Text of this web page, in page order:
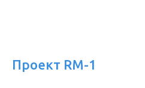
Проект RM-1